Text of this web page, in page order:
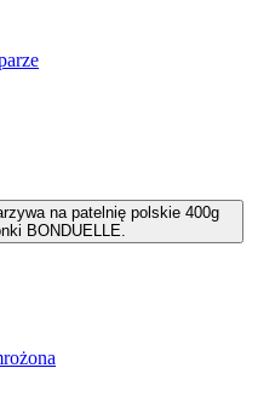
na patelnię polskie 400g
BONDUELLE.